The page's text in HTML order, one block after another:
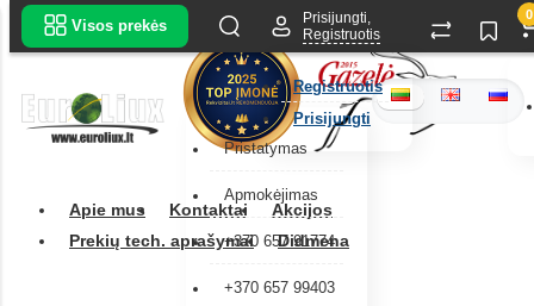
Pristatymas
Apmokėjimas
+370 657 91774
+370 657 99403
Apie mus Kontaktai
Akcijos
Prekių tech. aprašymai
Didmena
Visos prekės
Prisijungti,
Registruotis
Registruotis
Prisijungti
0